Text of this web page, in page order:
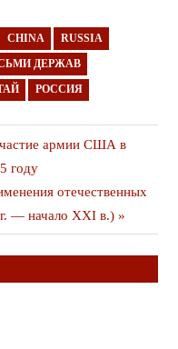
CHINA RUSSIA
ДЕРЖАВ
РОССИЯ
армии США в
году
отечественных
— начало XXI в.)